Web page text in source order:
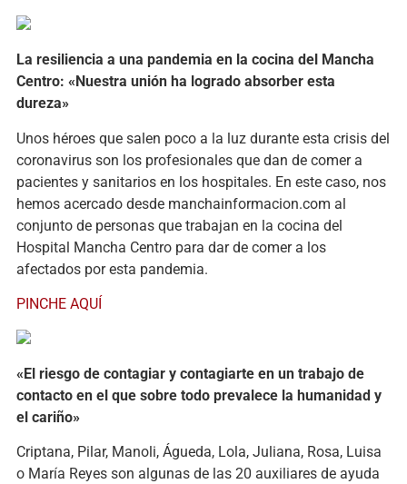
La resiliencia a una pandemia en la cocina del Mancha
Centro: «Nuestra unión ha logrado absorber esta
dureza»
Unos héroes que salen poco a la luz durante esta crisis del
coronavirus son los profesionales que dan de comer a
pacientes y sanitarios en los hospitales. En este caso, nos
hemos acercado desde manchainformacion.com al
conjunto de personas que trabajan en la cocina del
Hospital Mancha Centro para dar de comer a los
afectados por esta pandemia.
PINCHE AQUÍ
«El riesgo de contagiar y contagiarte en un trabajo de
contacto en el que sobre todo prevalece la humanidad y
el cariño»
Criptana, Pilar, Manoli, Águeda, Lola, Juliana, Rosa, Luisa
o María Reyes son algunas de las 20 auxiliares de ayuda